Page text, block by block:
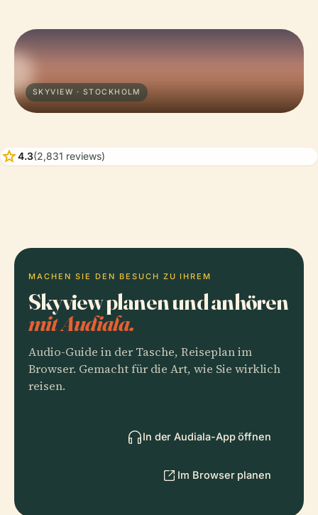
SKYVIEW · STOCKHOLM
star4.3(2,831 reviews)
MACHEN SIE DEN BESUCH ZU IHREM
Skyview planen und anhören
mit Audiala.
Audio-Guide in der Tasche, Reiseplan im
Browser. Gemacht für die Art, wie Sie wirklich
reisen.
In der Audiala-App öffnen
Im Browser planen